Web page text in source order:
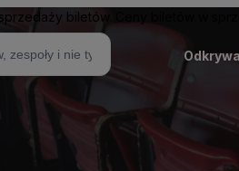
biletów. Ceny biletów w